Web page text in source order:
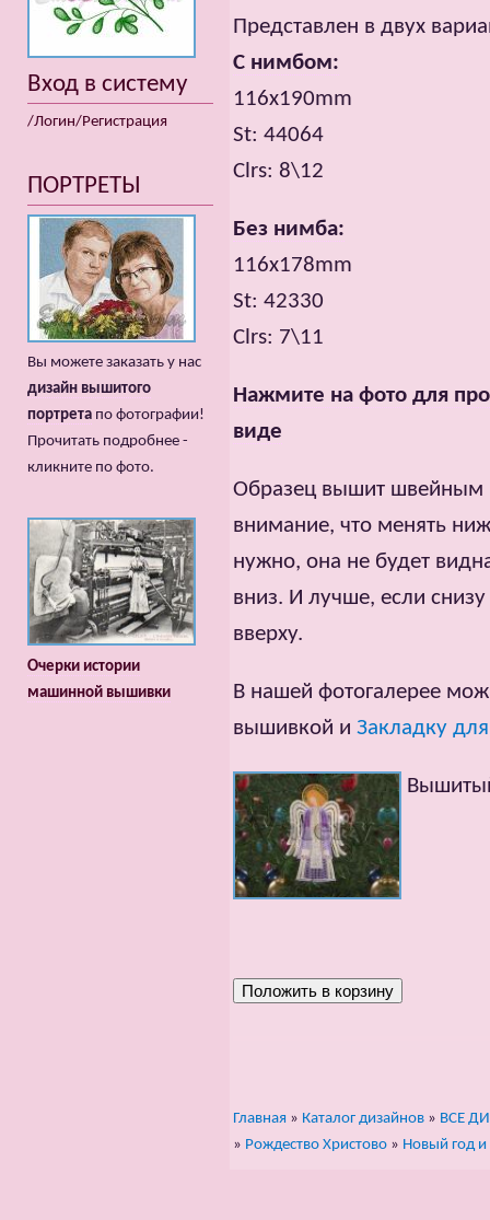
Представлен в двух
С нимбом:
116x190mm
St: 44064
Clrs: 8\12
Без нимба:
116х178mm
St: 42330
Clrs: 7\11
Нажмите на фото для
виде
Образец вышит швейным
внимание, что менять
нужно, она не будет
вниз. И лучше, если
вверху.
В нашей фотогалерее
вышивкой и Закладку
Главная » Каталог дизайнов » ВСЕ
» Рождество Христово » Новый год
Вход в систему
/Логин/Регистрация
ПОРТРЕТЫ
Вы можете заказать у нас
дизайн вышитого
портрета по фотографии!
Прочитать подробнее -
кликните по фото.
Очерки истории
машинной вышивки